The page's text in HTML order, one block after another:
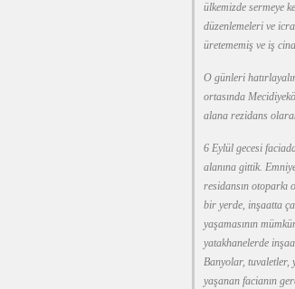
ülkemizde sermeye
düzenlemeleri ve
üretememiş ve iş
O günleri
ortasında
alana rezidans
6 Eylül gecesi
alanına gittik.
residansın otoparkı
bir yerde, inşaatta
yaşamasının
yatakhanelerde
Banyolar, tuvaletler,
yaşanan facianın